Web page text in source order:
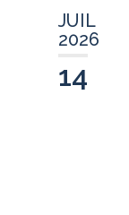
JUIL
2026
14